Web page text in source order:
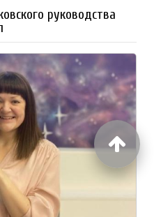
руководства